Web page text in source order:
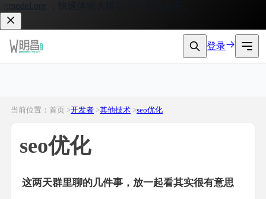
，快速体验大模型 API 接入服务。
登录
当前位置：首页 >开发者 >其他技术 >seo优化
seo优化
这两天群里聊的几件事，放一起看其实很有意思